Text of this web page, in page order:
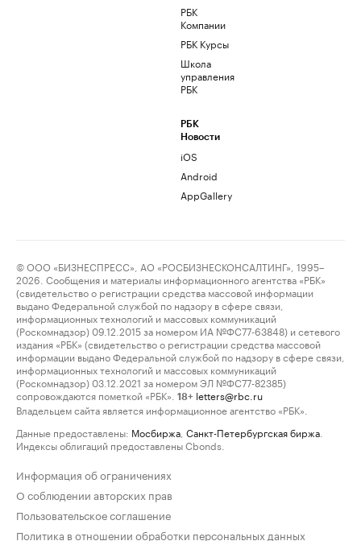
РБК
Компании
РБК Курсы
Школа
управления
РБК
РБК
Новости
iOS
Android
AppGallery
© ООО «БИЗНЕСПРЕСС», АО «РОСБИЗНЕСКОНСАЛТИНГ», 1995–
2026. Сообщения и материалы информационного агентства «РБК»
(свидетельство о регистрации средства массовой информации
выдано Федеральной службой по надзору в сфере связи,
информационных технологий и массовых коммуникаций
(Роскомнадзор) 09.12.2015 за номером ИА №ФС77-63848) и сетевого
издания «РБК» (свидетельство о регистрации средства массовой
информации выдано Федеральной службой по надзору в сфере связи,
информационных технологий и массовых коммуникаций
(Роскомнадзор) 03.12.2021 за номером ЭЛ №ФС77-82385)
сопровождаются пометкой «РБК».
18+ letters@rbc.ru
Владельцем сайта является информационное агентство «РБК».
Данные предоставлены: Мосбиржа Санкт-Петербургская биржа
Индексы облигаций предоставлены Cbonds.
Информация об ограничениях
О соблюдении авторских прав
Пользовательское соглашение
Политика в отношении обработки персональных данных